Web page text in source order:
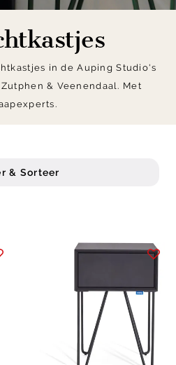
in de Auping Studio's
& Veenendaal. Met
& Sorteer